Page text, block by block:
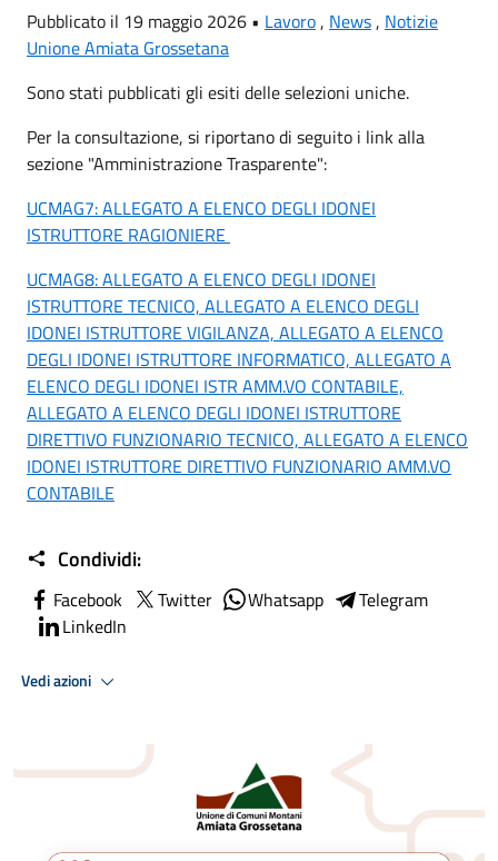
Pubblicato il 19 maggio 2026 • Lavoro, News, Notizie
Unione Amiata Grossetana
Sono stati pubblicati gli esiti delle selezioni uniche.
Per la consultazione, si riportano di seguito i link alla
sezione "Amministrazione Trasparente":
UCMAG7: ALLEGATO A ELENCO DEGLI IDONEI
ISTRUTTORE RAGIONIERE
UCMAG8: ALLEGATO A ELENCO DEGLI IDONEI
ISTRUTTORE TECNICO, ALLEGATO A ELENCO DEGLI
IDONEI ISTRUTTORE VIGILANZA, ALLEGATO A ELENCO
DEGLI IDONEI ISTRUTTORE INFORMATICO, ALLEGATO A
ELENCO DEGLI IDONEI ISTR AMM.VO CONTABILE,
ALLEGATO A ELENCO DEGLI IDONEI ISTRUTTORE
DIRETTIVO FUNZIONARIO TECNICO, ALLEGATO A ELENCO
IDONEI ISTRUTTORE DIRETTIVO FUNZIONARIO AMM.VO
CONTABILE
Condividi:
Facebook Twitter Whatsapp
Telegram
LinkedIn
Vedi azioni